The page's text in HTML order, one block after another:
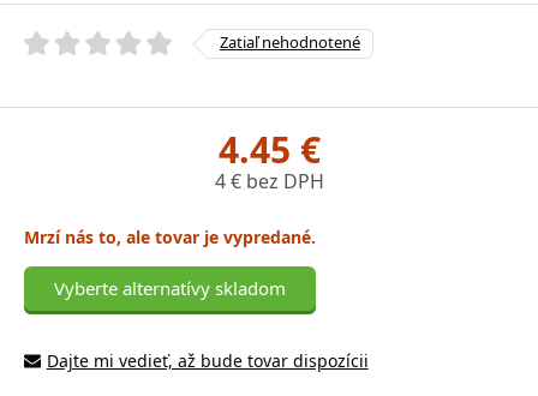
Zatiaľ nehodnotené
4.45 €
4 € bez DPH
Mrzí nás to, ale tovar je vypredané.
Vyberte alternatívy skladom
Dajte mi vedieť, až bude tovar dispozícii